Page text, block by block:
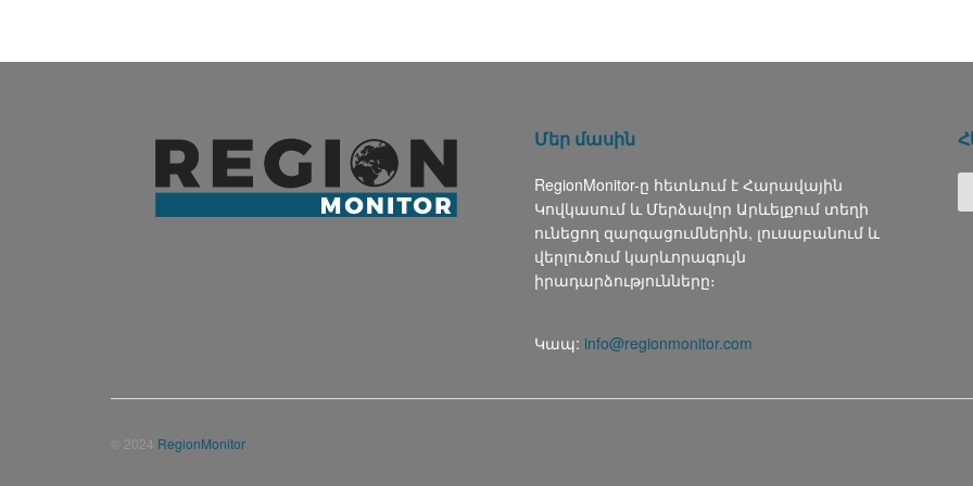
Մեր մասին
RegionMonitor-ը հետևում է Հարավային
Կովկասում և Մերձավոր Արևելքում տեղի
ունեցող զարգացումներին, լուսաբանում և
վերլուծում կարևորագույն
իրադարձությունները։
Կապ: info@regionmonitor.com
© 2024 RegionMonitor